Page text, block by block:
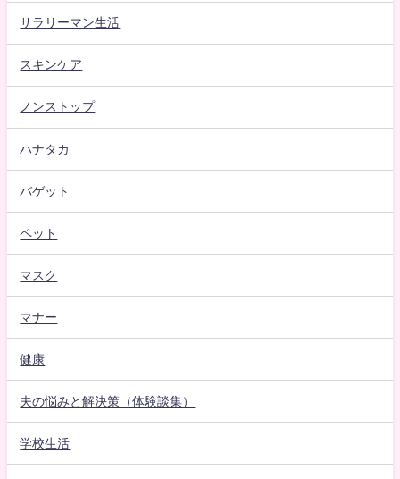
サラリーマン生活
スキンケア
ノンストップ
ハナタカ
バゲット
ペット
マスク
マナー
健康
夫の悩みと解決策（体験談集）
学校生活